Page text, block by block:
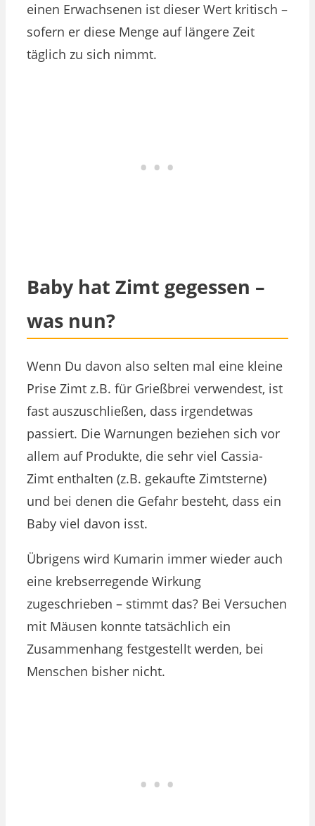
einen Erwachsenen ist dieser Wert kritisch –
sofern er diese Menge auf längere Zeit
täglich zu sich nimmt.
Baby hat Zimt gegessen –
was nun?
Wenn Du davon also selten mal eine kleine
Prise Zimt z.B. für Grießbrei verwendest, ist
fast auszuschließen, dass irgendetwas
passiert. Die Warnungen beziehen sich vor
allem auf Produkte, die sehr viel Cassia-
Zimt enthalten (z.B. gekaufte Zimtsterne)
und bei denen die Gefahr besteht, dass ein
Baby viel davon isst.
Übrigens wird Kumarin immer wieder auch
eine krebserregende Wirkung
zugeschrieben – stimmt das? Bei Versuchen
mit Mäusen konnte tatsächlich ein
Zusammenhang festgestellt werden, bei
Menschen bisher nicht.